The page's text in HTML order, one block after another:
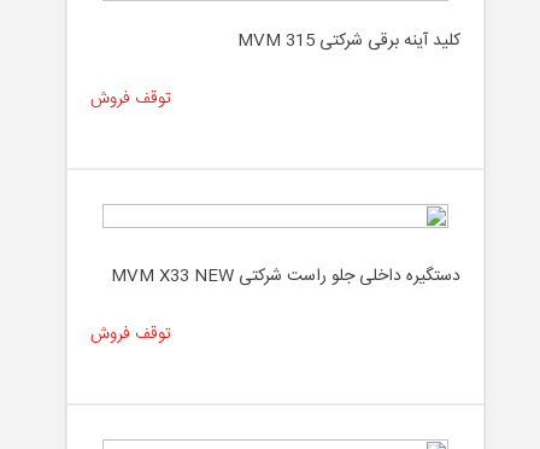
کلید آینه برقی شرکتی MVM 315
توقف فروش
دستگیره داخلی جلو راست شرکتی MVM X33 NEW
توقف فروش